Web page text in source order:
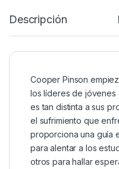
Descripción
Cooper Pinson
los líderes de jóvenes
es tan distinta a sus
el sufrimiento que
proporciona una guía
para alentar a los
otros para hallar